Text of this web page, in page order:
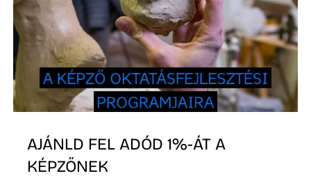
AJÁNLD FEL ADÓD 1%-ÁT A
KÉPZŐNEK